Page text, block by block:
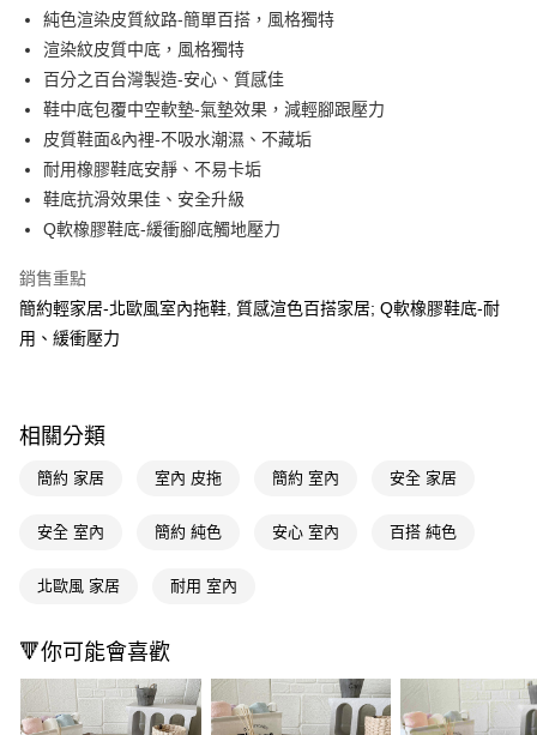
LINE Pay
Apple Pay
街口支付
悠遊付
Google Pay
AFTEE先享後付
【關於「AFTEE先享後付」】
AFTEE先享後付是「在收到商品之後才付款」的支付方式。 讓您購物簡單
便利好安心！
【「AFTEE先享後付」結帳流程】
結帳頁面，進行簡訊認證並確認金額後，即可完成結帳。
３．收到繳費通知簡訊後14天內，點擊此簡訊中的連結，可透過四大超商／
購買商品的店家。未經商家同意取消之訂單仍視為有效，需透過AFTEE先享
※ 交易是否成功請以「AFTEE先享後付 」之結帳頁面顯示為準，若有關於
是否繳費成功／繳費後需取消欲退款等相關疑問，請聯繫「AFTEE先享後付
客戶支援中心」https://netprotections.freshdesk.com/support/home
【注意事項】
即享券
每筆NT$65，滿NT$390(含以上)免運費
付款後全家取貨
每筆NT$65，滿NT$490(含以上)免運費
付款後萊爾富取貨
7-11取貨付款
純色渲染皮質紋路-簡單百搭，風格獨特
渲染紋皮質中底，風格獨特
百分之百台灣製造-安心、質感佳
鞋中底包覆中空軟墊-氣墊效果，減輕腳跟壓力
皮質鞋面&內裡-不吸水潮濕、不藏垢
耐用橡膠鞋底安靜、不易卡垢
鞋底抗滑效果佳、安全升級
Q軟橡膠鞋底-緩衝腳底觸地壓力
銷售重點
簡約輕家居-北歐風室內拖鞋, 質感渲色百搭家居; Q軟橡膠鞋底-耐
用、緩衝壓力
相關分類
簡約 家居 室內 皮拖 簡約 室內 安全 家居
安全 室內 簡約 純色 安心 室內 百搭 純色
北歐風 家居 耐用 室內
🔻你可能會喜歡